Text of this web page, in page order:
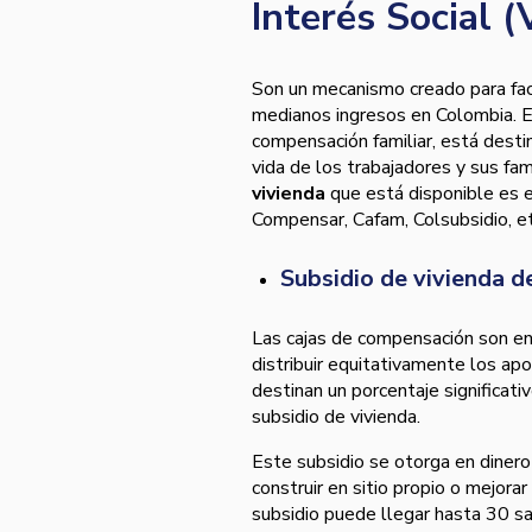
Interés Social
Son un mecanismo creado para
medianos ingresos en Colombia.
compensación familiar, está
vida de los trabajadores y sus
vivienda que está disponible es
Compensar, Cafam, Colsubsidio,
Subsidio de vivienda
Las cajas de compensación son
distribuir equitativamente los
destinan un porcentaje
subsidio de vivienda.
Este subsidio se otorga en
construir en sitio propio o
subsidio puede llegar hasta 30